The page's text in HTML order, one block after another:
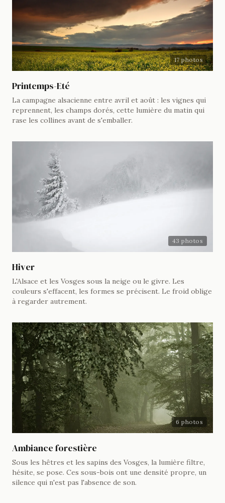
17 photos
Printemps-Eté
La campagne alsacienne entre avril et août : les vignes qui
reprennent, les champs dorés, cette lumière du matin qui
rase les collines avant de s'emballer.
43 photos
Hiver
L'Alsace et les Vosges sous la neige ou le givre. Les
couleurs s'effacent, les formes se précisent. Le froid oblige
à regarder autrement.
6 photos
Ambiance forestière
Sous les hêtres et les sapins des Vosges, la lumière filtre,
hésite, se pose. Ces sous-bois ont une densité propre, un
silence qui n'est pas l'absence de son.